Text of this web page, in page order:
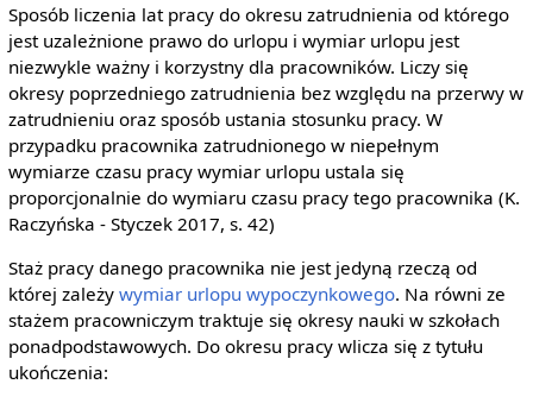
Sposób liczenia lat pracy do okresu zatrudnienia od którego
jest uzależnione prawo do urlopu i wymiar urlopu jest
niezwykle ważny i korzystny dla pracowników. Liczy się
okresy poprzedniego zatrudnienia bez względu na przerwy w
zatrudnieniu oraz sposób ustania stosunku pracy. W
przypadku pracownika zatrudnionego w niepełnym
wymiarze czasu pracy wymiar urlopu ustala się
proporcjonalnie do wymiaru czasu pracy tego pracownika (K.
Raczyńska - Styczek 2017, s. 42)
Staż pracy danego pracownika nie jest jedyną rzeczą od
której zależy wymiar urlopu wypoczynkowego. Na równi ze
stażem pracowniczym traktuje się okresy nauki w szkołach
ponadpodstawowych. Do okresu pracy wlicza się z tytułu
ukończenia: